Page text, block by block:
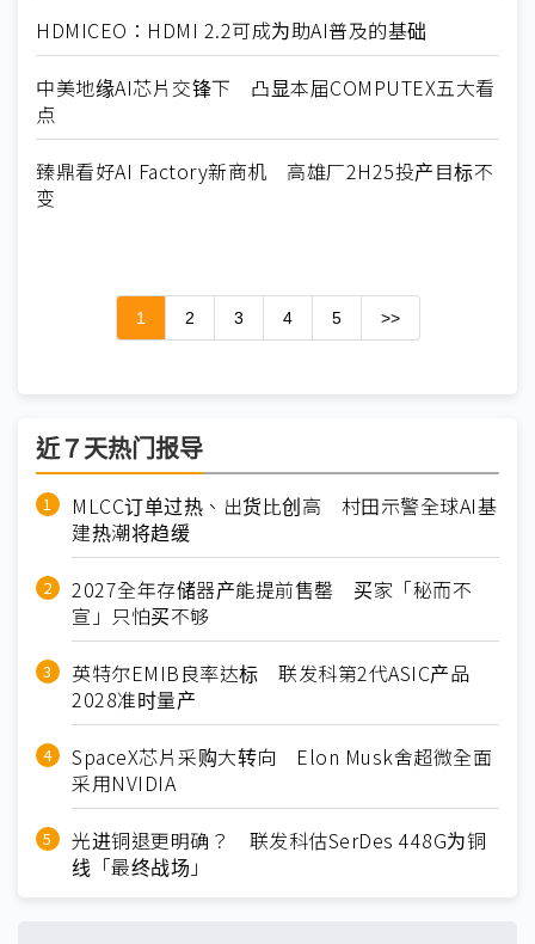
HDMICEO：HDMI 2.2可成为助AI普及的基础
中美地缘AI芯片交锋下 凸显本届COMPUTEX五大看
点
臻鼎看好AI Factory新商机 高雄厂2H25投产目标不
变
1 2 3 4 5 >>
近７天热门报导
MLCC订单过热、出货比创高 村田示警全球AI基
建热潮将趋缓
2027全年存储器产能提前售罄 买家「秘而不
宣」只怕买不够
英特尔EMIB良率达标 联发科第2代ASIC产品
2028准时量产
SpaceX芯片采购大转向 Elon Musk舍超微全面
采用NVIDIA
光进铜退更明确？ 联发科估SerDes 448G为铜
线「最终战场」